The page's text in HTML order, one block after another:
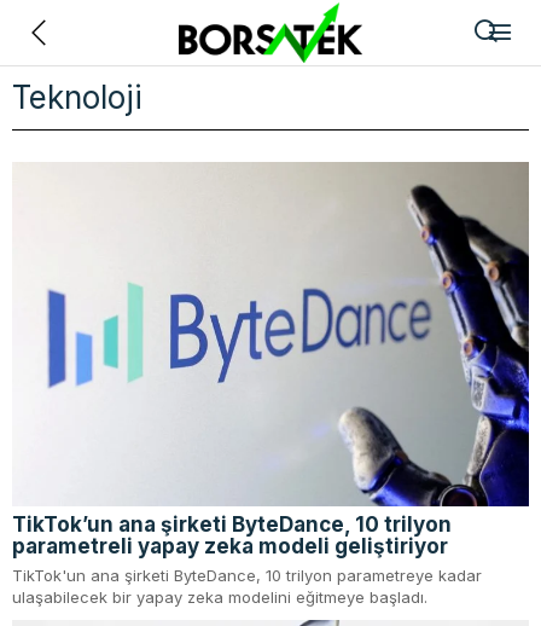
Teknoloji
TikTok’un ana şirketi ByteDance, 10 trilyon
parametreli yapay zeka modeli geliştiriyor
TikTok'un ana şirketi ByteDance, 10 trilyon parametreye kadar
ulaşabilecek bir yapay zeka modelini eğitmeye başladı.